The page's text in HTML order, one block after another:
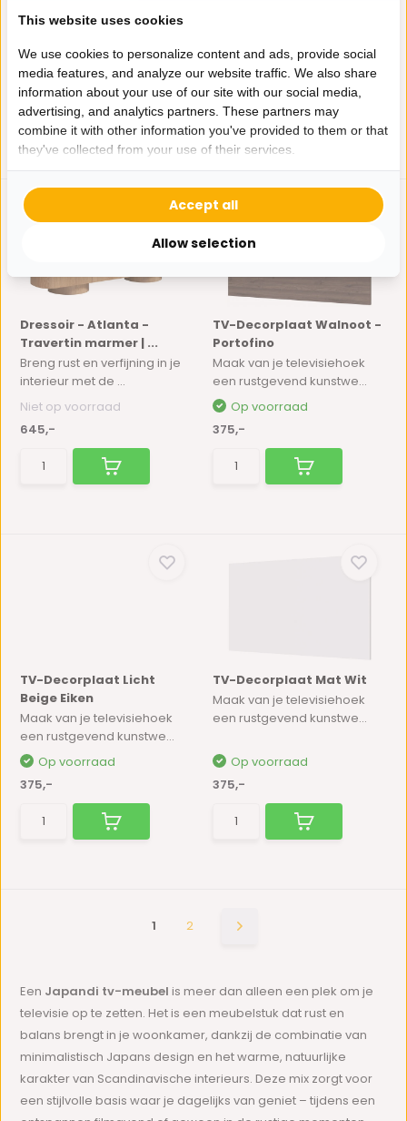
Bazaaronline: een s...
Op voorraad
875,-
Op voorraad
625,-
Dressoir - Atlanta -
Travertin marmer | ...
Breng rust en verfijning in je
interieur met de ...
Niet op voorraad
645,-
TV-Decorplaat Walnoot -
Portofino
Maak van je televisiehoek
een rustgevend kunstwe...
Op voorraad
375,-
TV-Decorplaat Licht
Beige Eiken
Maak van je televisiehoek
een rustgevend kunstwe...
Op voorraad
375,-
TV-Decorplaat Mat Wit
Maak van je televisiehoek
een rustgevend kunstwe...
Op voorraad
375,-
1 2
Een Japandi tv-meubel is meer dan alleen een plek om je
televisie op te zetten. Het is een meubelstuk dat rust en
balans brengt in je woonkamer, dankzij de combinatie van
minimalistisch Japans design en het warme, natuurlijke
karakter van Scandinavische interieurs. Deze mix zorgt voor
een stijlvolle basis waar je dagelijks van geniet – tijdens een
This website uses cookies
We use cookies to personalize content and ads, provide social
media features, and analyze our website traffic. We also share
information about your use of our site with our social media,
advertising, and analytics partners. These partners may
combine it with other information you've provided to them or that
they've collected from your use of their services.
Allow selection
Accept all